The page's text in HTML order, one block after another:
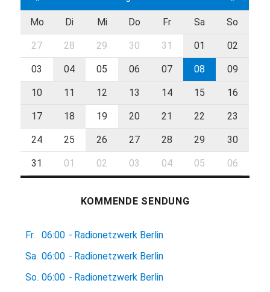
Mo Di Mi Do Fr Sa So
27 28 29 30 31 01 02
03 04 05 06 07 08 09
10 11 12 13 14 15 16
17 18 19 20 21 22 23
24 25 26 27 28 29 30
31 01 02 03 04 05 06
KOMMENDE SENDUNG
Fr. 06:00 - Radionetzwerk Berlin
Sa. 06:00 - Radionetzwerk Berlin
So. 06:00 - Radionetzwerk Berlin